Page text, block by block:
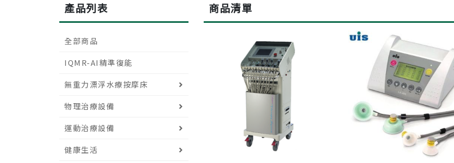
產品列表
全部商品
IQMR-AI精準復能
無重力漂浮水療按摩床
物理治療設備
運動治療設備
健康生活
商品清單